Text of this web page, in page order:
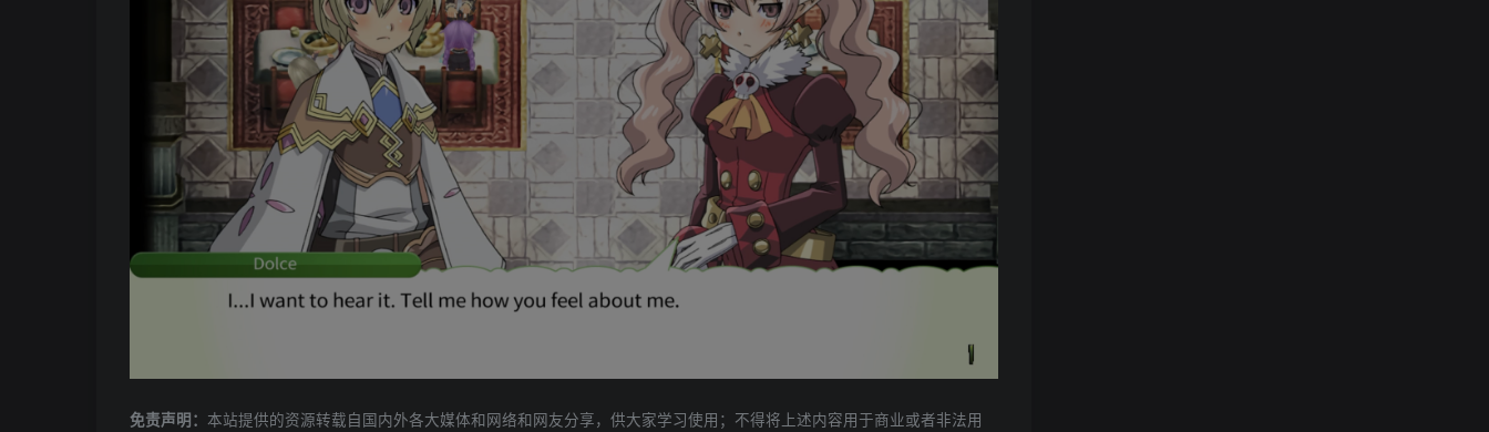
免责声明： 本站提供的资源转载自国内外各大媒体和网络和网友分享，供大家学习使用；不得将上述内容用于商业或者非法用